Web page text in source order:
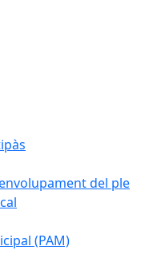
del ple
(PAM)